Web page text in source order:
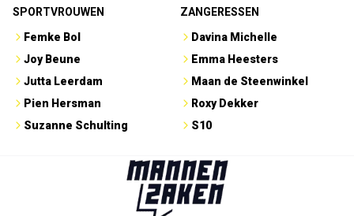
SPORTVROUWEN
Femke Bol
Joy Beune
Jutta Leerdam
Pien Hersman
Suzanne Schulting
ZANGERESSEN
Davina Michelle
Emma Heesters
Maan de Steenwinkel
Roxy Dekker
S10